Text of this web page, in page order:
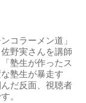
コラーメン道」
野実さんを講師
塾生が作ったス
塾生が暴走す
だ反面、視聴者
。